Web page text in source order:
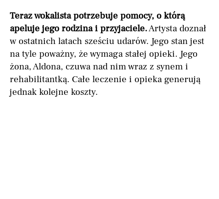
Teraz wokalista potrzebuje pomocy, o którą
apeluje jego rodzina i przyjaciele.Artysta doznał
w ostatnich latach sześciu udarów. Jego stan jest
na tyle poważny, że wymaga stałej opieki. Jego
żona, Aldona, czuwa nad nim wraz z synem i
rehabilitantką. Całe leczenie i opieka generują
jednak kolejne koszty.